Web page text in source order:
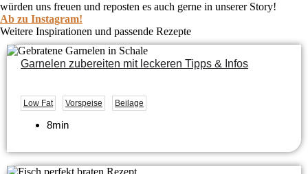
würden uns freuen und reposten es auch gerne in unserer Story!
Ab zu Instagram!
Weitere Inspirationen und passende Rezepte
Garnelen zubereiten mit leckeren Tipps & Infos
Low Fat Vorspeise Beilage
8min